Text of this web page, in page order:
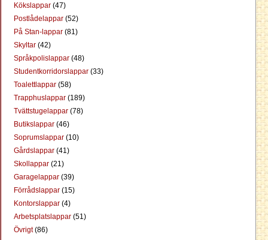
Kökslappar (47)
Postlådelappar (52)
På Stan-lappar (81)
Skyltar (42)
Språkpolislappar (48)
Studentkorridorslappar (33)
Toalettlappar (58)
Trapphuslappar (189)
Tvättstugelappar (78)
Butikslappar (46)
Soprumslappar (10)
Gårdslappar (41)
Skollappar (21)
Garagelappar (39)
Förrådslappar (15)
Kontorslappar (4)
Arbetsplatslappar (51)
Övrigt(86)